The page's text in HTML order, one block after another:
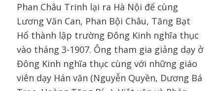
Phan Châu Trinh lại ra Hà Nội để cùng
Lương Văn Can, Phan Bội Châu, Tăng Bạt
Hổ thành lập trường Đông Kinh nghĩa thục
vào tháng 3-1907. Ông tham gia giảng dạy ở
Đông Kinh nghĩa thục cùng với những giáo
viên dạy Hán văn (Nguyễn Quyền, Dương Bá